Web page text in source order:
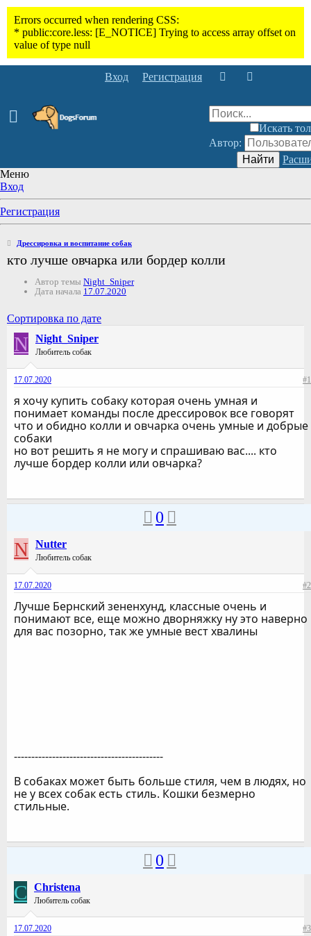
Вход Регистрация
Искать
Автор:
Найти
Меню
Вход
Регистрация
Дрессировка и воспитание собак
кто лучше овчарка или бордер колли
Автор темы Night_Sniper
Дата начала 17.07.2020
Сортировка по дате
N Night_Sniper
Любитель собак
17.07.2020 #1
я хочу купить собаку которая очень умная и
понимает команды после дрессировок все говорят
что и обидно колли и овчарка очень умные и добрые
собаки
но вот решить я не могу и спрашиваю вас.... кто
лучше бордер колли или овчарка?
0
N Nutter
Любитель собак
17.07.2020 #2
Лучше Бернский зененхунд, классные очень и
понимают все, еще можно дворняжку ну это наверно
для вас позорно, так же умные вест хвалины
-------------------------------------------
В собаках может быть больше стиля, чем в людях, но
не у всех собак есть стиль. Кошки безмерно
стильные.
0
C Christena
Любитель собак
17.07.2020 #3